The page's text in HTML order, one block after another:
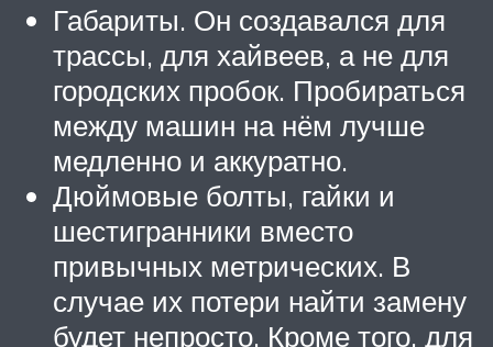
Габариты. Он создавался для
трассы, для хайвеев, а не для
городских пробок. Пробираться
между машин на нём лучше
медленно и аккуратно.
Дюймовые болты, гайки и
шестигранники вместо
привычных метрических. В
случае их потери найти замену
будет непросто. Кроме того, для